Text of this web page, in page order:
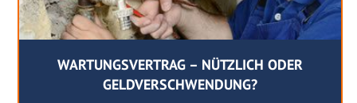
WARTUNGSVERTRAG – NÜTZLICH ODER
GELDVERSCHWENDUNG?